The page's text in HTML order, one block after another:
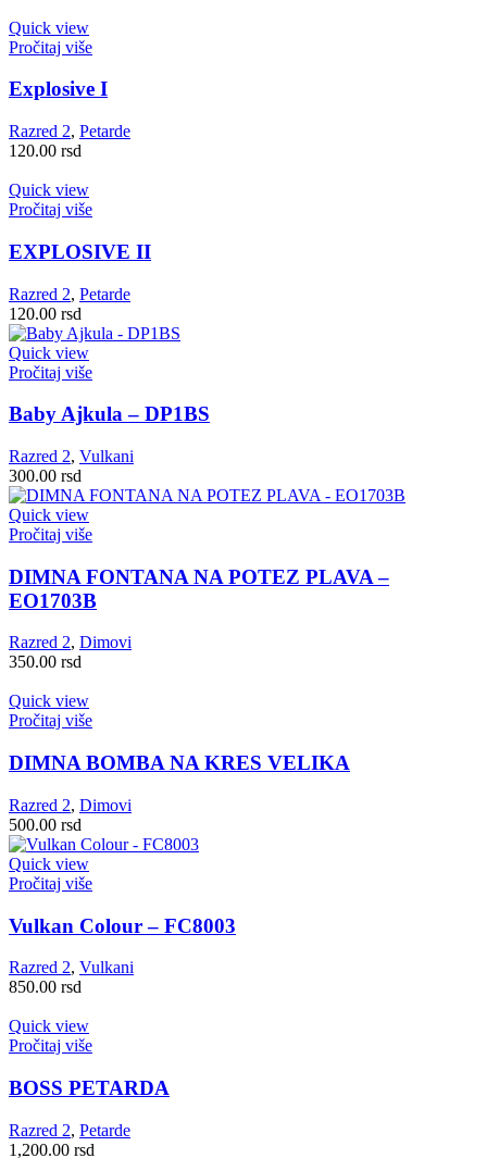
Quick view
Pročitaj više
Explosive I
Razred 2, Petarde
120.00 rsd
Quick view
Pročitaj više
EXPLOSIVE II
Razred 2, Petarde
120.00 rsd
Quick view
Pročitaj više
Baby Ajkula – DP1BS
Razred 2, Vulkani
300.00 rsd
Quick view
Pročitaj više
DIMNA FONTANA NA POTEZ PLAVA –
EO1703B
Razred 2, Dimovi
350.00 rsd
Quick view
Pročitaj više
DIMNA BOMBA NA KRES VELIKA
Razred 2, Dimovi
500.00 rsd
Quick view
Pročitaj više
Vulkan Colour – FC8003
Razred 2, Vulkani
850.00 rsd
Quick view
Pročitaj više
BOSS PETARDA
Razred 2, Petarde
1,200.00 rsd